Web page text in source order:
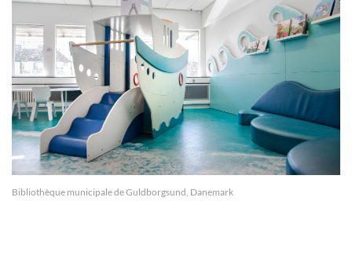
Bibliothèque municipale de Guldborgsund, Danemark